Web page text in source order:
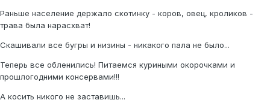
Раньше население держало скотинку - коров, овец, кроликов -
трава была нарасхват!
Скашивали все бугры и низины - никакого пала не было...
Теперь все обленились! Питаемся куриными окорочками и
прошлогодними консервами!!!
А косить никого не заставишь...